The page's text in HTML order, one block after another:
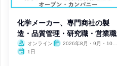
化学メーカー、専門商社の製
造・品質管理・研究職・営業職
オンライン
2026年8月・9月・10
1日